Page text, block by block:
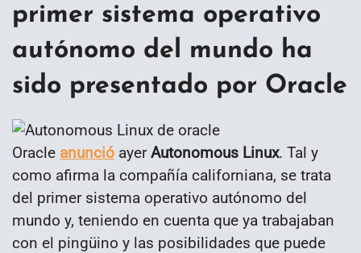
primer sistema operativo
autónomo del mundo ha
sido presentado por Oracle
Oracle anunció ayerAutonomous Linux. Tal y
como afirma la compañía californiana, se trata
del primer sistema operativo autónomo del
mundo y, teniendo en cuenta que ya trabajaban
con el pingüino y las posibilidades que puede